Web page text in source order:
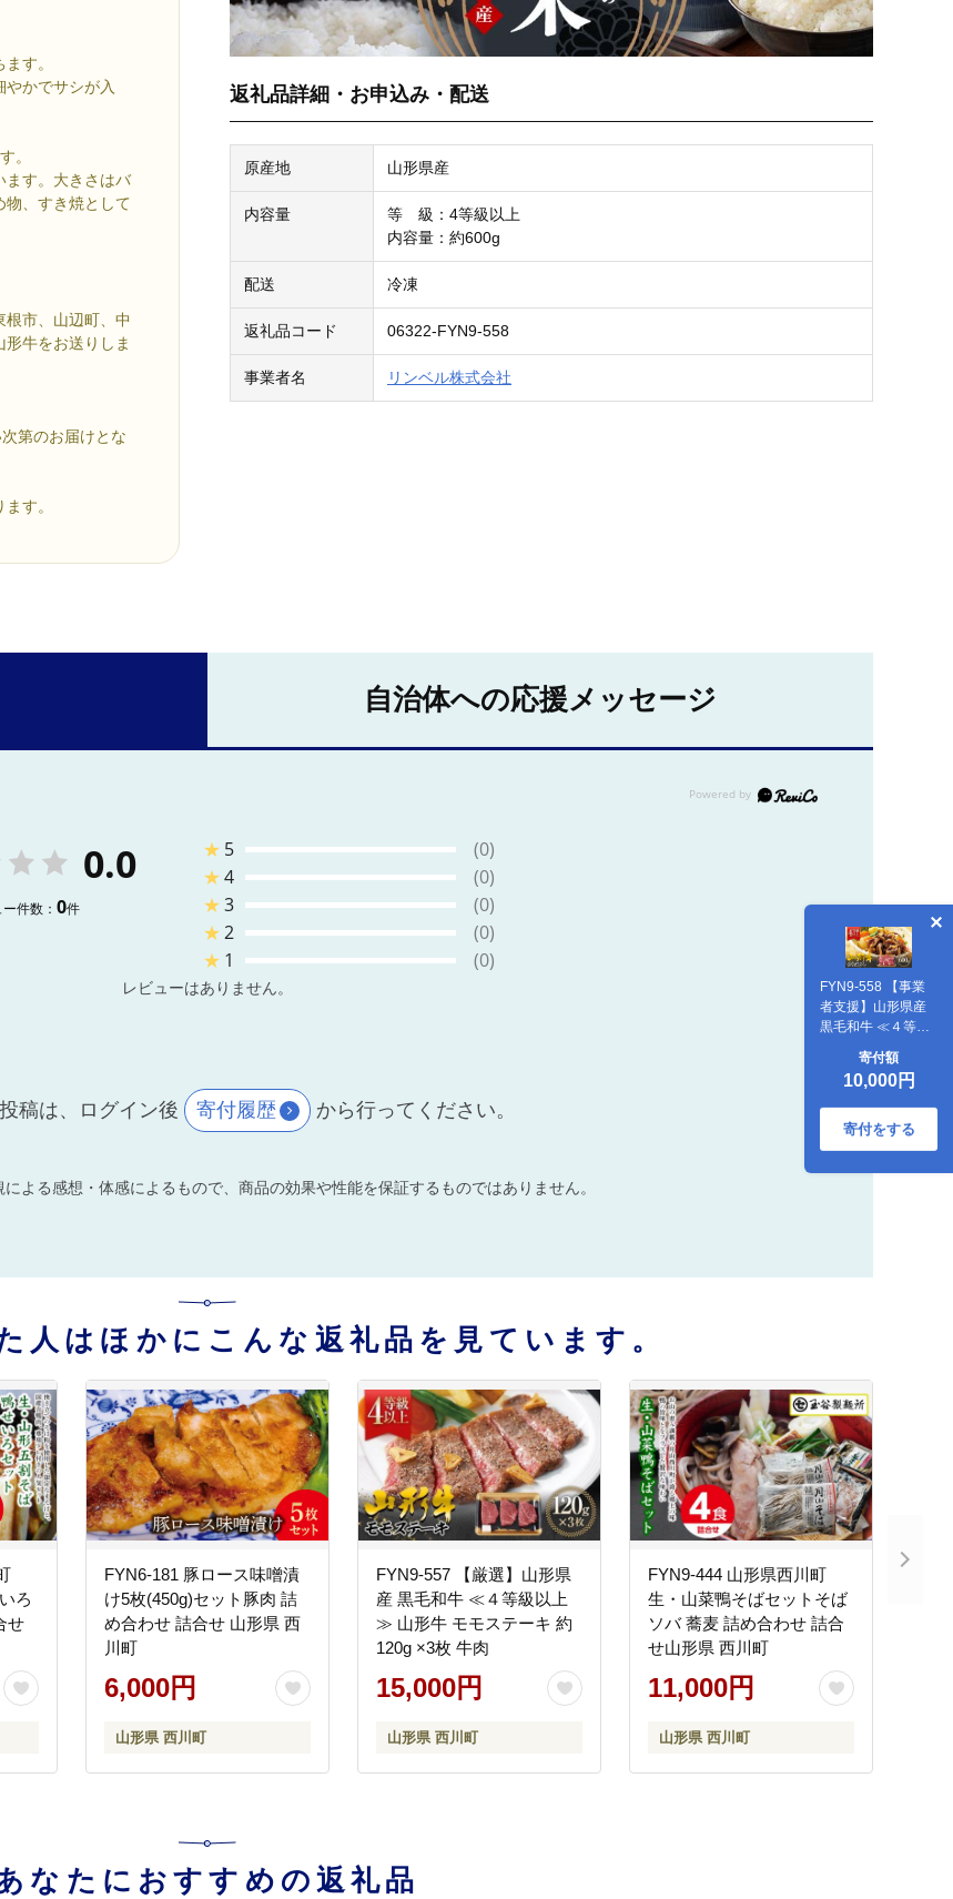
す。
かでサシが入
。
ます。大きさはバ
物、すき焼として
市、山辺町、中
牛をお送りしま
第のお届けとな
す。
FYN9-558 【事業
者支援】山形県産
黒毛和牛 ≪４等級
以上≫ 山形牛 切り
落とし 約600g 牛肉
寄付額
10,000円
寄付をする
返礼品詳細・お申込み・配送
原産地 山形県産
内容量
等 級：4等級以上
内容量：約600g
配送 冷凍
返礼品コード 06322-FYN9-558
事業者名 リンベル株式会社
自治体への応援メッセージ
0.0
件数： 0件
★ 5
(0)
★4
(0)
★3
(0)
★2
(0)
★ 1 (0)
レビューはありません。
稿は、ログイン後 寄付履歴 から行ってください。
よる感想・体感によるもので、商品の効果や性能を保証するものではありません。
人はほかにこんな返礼品を見ています。
ろ
せ
FYN6-181 豚ロース味噌漬
け5枚(450g)セット豚肉 詰
め合わせ 詰合せ 山形県 西
川町
6,000円
山形県 西川町
FYN9-557 【厳選】山形県
産 黒毛和牛 ≪４等級以上
≫ 山形牛 モモステーキ 約
120g ×3枚 牛肉
15,000円
山形県 西川町
FYN9-444 山形県西川町
生・山菜鴨そばセットそば
ソバ 蕎麦 詰め合わせ 詰合
せ山形県 西川町
11,000円
山形県 西川町
なたにおすすめの返礼品